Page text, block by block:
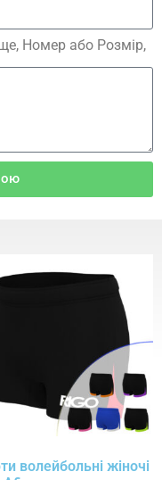
Номер або Розмір,
волейбольні жіночі